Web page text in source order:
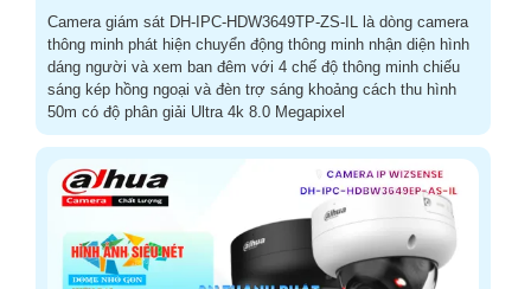
Camera giám sát DH-IPC-HDW3649TP-ZS-IL là dòng camera
thông minh phát hiện chuyển động thông minh nhận diện hình
dáng người và xem ban đêm với 4 chế độ thông minh chiếu
sáng kép hồng ngoại và đèn trợ sáng khoảng cách thu hình
50m có độ phân giải Ultra 4k 8.0 Megapixel